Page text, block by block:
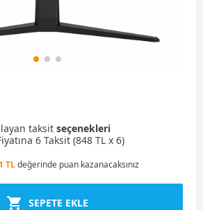
taksit seçenekleri
6 Taksit (848 TL x 6)
TLdeğerinde puan kazanacaksınız
SEPETE EKLE